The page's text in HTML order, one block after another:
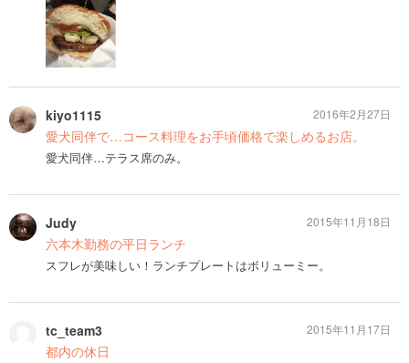
kiyo1115
愛犬同伴で…コース料理をお手頃価格で楽しめるお店。
愛犬同伴…テラス席のみ。
2016年2月27日
Judy
六本木勤務の平日ランチ
スフレが美味しい！ランチプレートはボリューミー。
2015年11月18日
tc_team3
都内の休日
2015年11月17日